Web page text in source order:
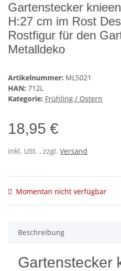
Gartenstecker
H:27 cm im Rost
Rostfigur für den
Metalldeko
Artikelnummer: ML5021
HAN: 712L
Kategorie: Frühling / Ostern
18,95 €
inkl. USt. , zzgl. Versand
Momentan nicht verfügbar
Beschreibung
Gartenstecker